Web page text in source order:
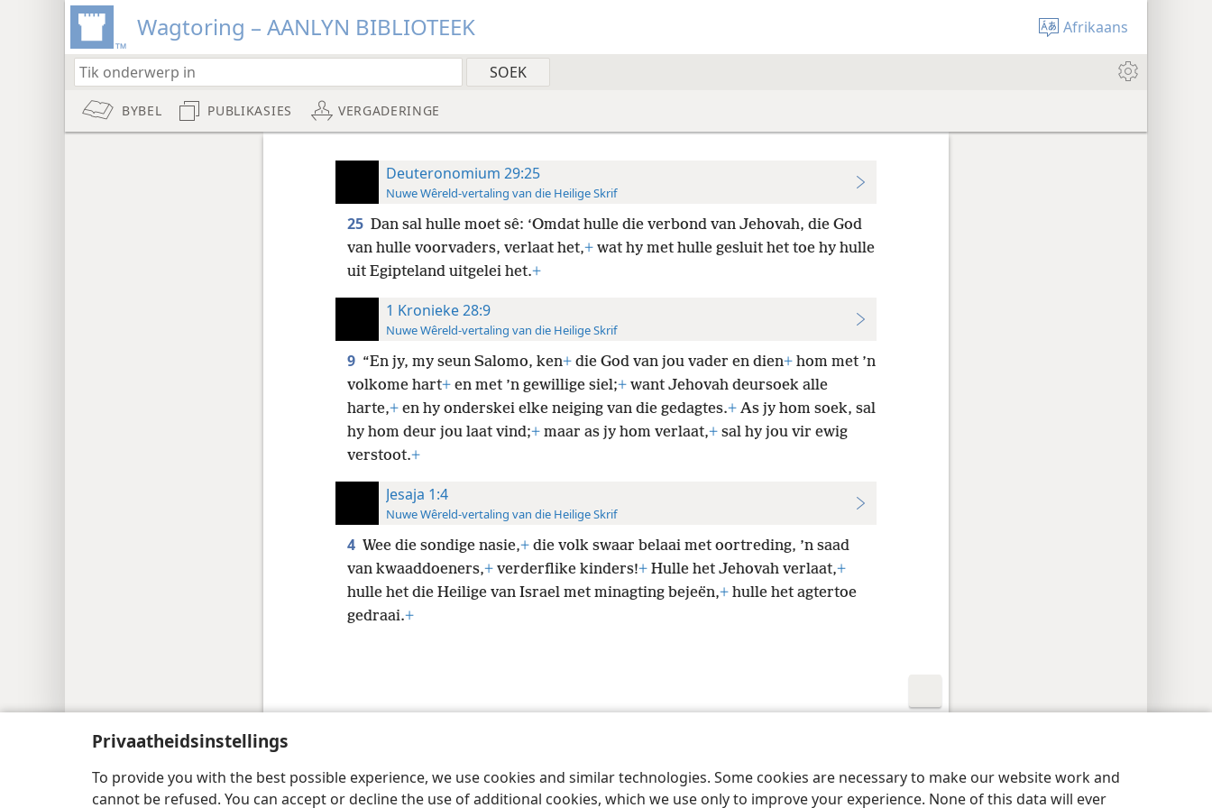
Privaatheidsinstellings
To provide you with the best possible experience, we use cookies and similar technologies. Some cookies are necessary to make our website work and
cannot be refused. You can accept or decline the use of additional cookies, which we use only to improve your experience. None of this data will ever
Wagtoring – AANLYN BIBLIOTEEK Afrikaans
BYBEL PUBLIKASIES VERGADERINGE
Deuteronomium 29:25
Nuwe Wêreld-vertaling van die Heilige Skrif
25 Dan sal hulle moet sê: ‘Omdat hulle die verbond van Jehovah, die God
van hulle voorvaders, verlaat het,+wat hy met hulle gesluit het toe hy hulle
uit Egipteland uitgelei het.+
1 Kronieke 28:9
Nuwe Wêreld-vertaling van die Heilige Skrif
9 “En jy, my seun Salomo, ken+die God van jou vader en dien+hom met ’n
volkome hart+en met ’n gewillige siel;+want Jehovah deursoek alle
harte,+en hy onderskei elke neiging van die gedagtes.+As jy hom soek, sal
hy hom deur jou laat vind;+maar as jy hom verlaat,+sal hy jou vir ewig
verstoot.+
Jesaja 1:4
Nuwe Wêreld-vertaling van die Heilige Skrif
4 Wee die sondige nasie,+die volk swaar belaai met oortreding, ’n saad
van kwaaddoeners,+verderflike kinders!+Hulle het Jehovah verlaat,+
hulle het die Heilige van Israel met minagting bejeën,+hulle het agtertoe
gedraai.+